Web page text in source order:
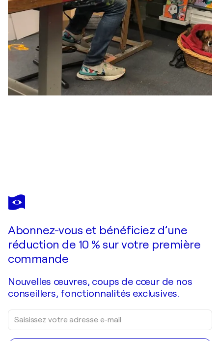
FREDI GERTSCH
Just Us Two – Be You
Abonnez-vous et bénéficiez d’une
réduction de 10 % sur votre première
commande
Nouvelles œuvres, coups de cœur de nos
conseillers, fonctionnalités exclusives.